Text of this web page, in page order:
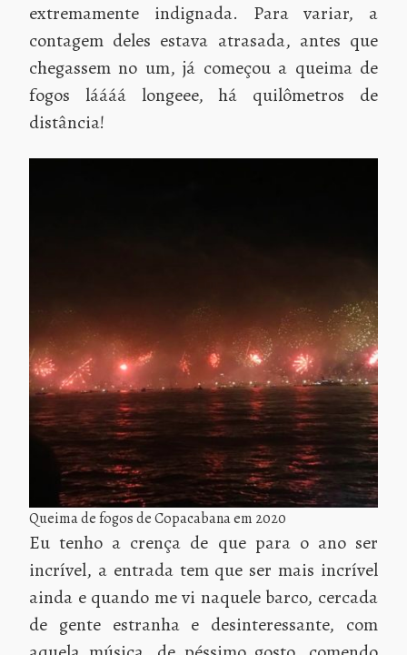
extremamente indignada. Para variar, a
contagem deles estava atrasada, antes que
chegassem no um, já começou a queima de
fogos láááá longeee, há quilômetros de
distância!
Queima de fogos de Copacabana em 2020
Eu tenho a crença de que para o ano ser
incrível, a entrada tem que ser mais incrível
ainda e quando me vi naquele barco, cercada
de gente estranha e desinteressante, com